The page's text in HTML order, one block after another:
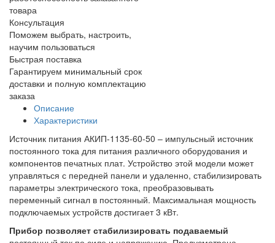
товара
Консультация
Поможем выбрать, настроить,
научим пользоваться
Быстрая поставка
Гарантируем минимальный срок
доставки и полную комплектацию
заказа
Описание
Характеристики
Источник питания АКИП-1135-60-50 – импульсный источник
постоянного тока для питания различного оборудования и
компонентов печатных плат. Устройство этой модели может
управляться с передней панели и удаленно, стабилизировать
параметры электрического тока, преобразовывать
переменный сигнал в постоянный. Максимальная мощность
подключаемых устройств достигает 3 кВт.
Прибор позволяет стабилизировать подаваемый